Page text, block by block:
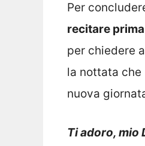
Per
recitare
per chiedere
la nottata che
nuova
Ti adoro, mio